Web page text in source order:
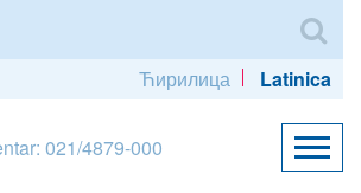
Ћирилица Latinica
021/4879-000